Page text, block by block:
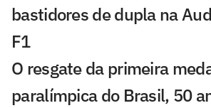
bastidores de dupla na
F1
O resgate da primeira
paralímpica do Brasil, 50